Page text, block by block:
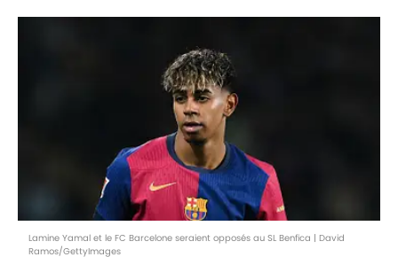
Lamine Yamal et le FC Barcelone seraient opposés au SL Benfica | David
Ramos/GettyImages